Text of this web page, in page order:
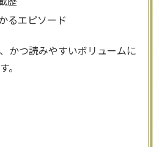
るエピソード
かつ読みやすいボリュームに
。